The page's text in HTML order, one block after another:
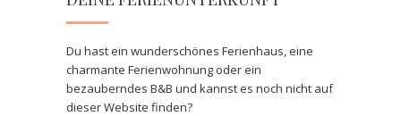
Du hast ein wunderschönes Ferienhaus, eine
charmante Ferienwohnung oder ein
bezauberndes B&B und kannst es noch nicht auf
dieser Website finden?